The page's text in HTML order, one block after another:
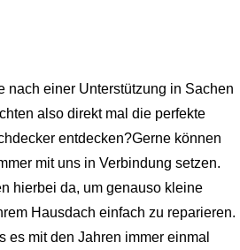
nach einer Unterstützung in Sachen
also direkt mal die perfekte
entdecken?Gerne können
mit uns in Verbindung setzen.
hierbei da, um genauso kleine
Hausdach einfach zu reparieren.
es mit den Jahren immer einmal